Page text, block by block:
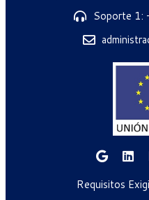
Soporte
Requisitos